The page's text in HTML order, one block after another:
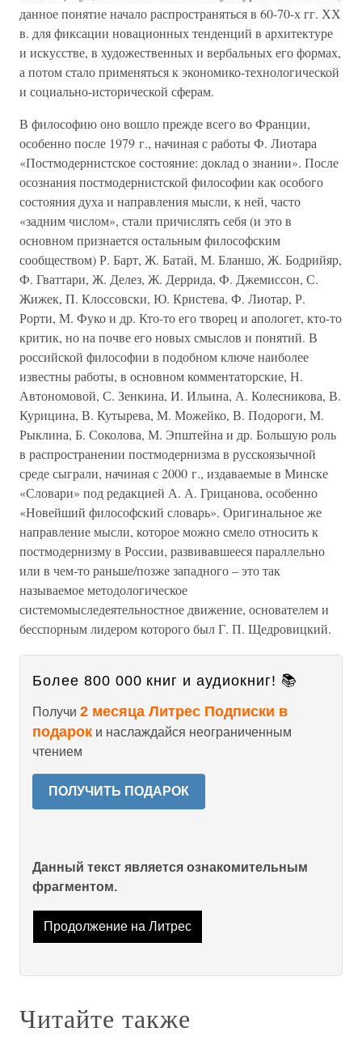
данное понятие начало распространяться в 60-70-х гг. ХХ
в. для фиксации новационных тенденций в архитектуре
и искусстве, в художественных и вербальных его формах,
а потом стало применяться к экономико-технологической
и социально-исторической сферам.
В философию оно вошло прежде всего во Франции,
особенно после 1979 г., начиная с работы Ф. Лиотара
«Постмодернистское состояние: доклад о знании». После
осознания постмодернистской философии как особого
состояния духа и направления мысли, к ней, часто
«задним числом», стали причислять себя (и это в
основном признается остальным философским
сообществом) Р. Барт, Ж. Батай, М. Бланшо, Ж. Бодрийяр,
Ф. Гваттари, Ж. Делез, Ж. Деррида, Ф. Джемиссон, С.
Жижек, П. Клоссовски, Ю. Кристева, Ф. Лиотар, Р.
Рорти, М. Фуко и др. Кто-то его творец и апологет, кто-то
критик, но на почве его новых смыслов и понятий. В
российской философии в подобном ключе наиболее
известны работы, в основном комментаторские, Н.
Автономовой, С. Зенкина, И. Ильина, А. Колесникова, В.
Курицина, В. Кутырева, М. Можейко, В. Подороги, М.
Рыклина, Б. Соколова, М. Эпштейна и др. Большую роль
в распространении постмодернизма в русскоязычной
среде сыграли, начиная с 2000 г., издаваемые в Минске
«Словари» под редакцией А. А. Грицанова, особенно
«Новейший философский словарь». Оригинальное же
направление мысли, которое можно смело относить к
постмодернизму в России, развивавшееся параллельно
или в чем-то раньше/позже западного – это так
называемое методологическое
системомыследеятельностное движение, основателем и
бесспорным лидером которого был Г. П. Щедровицкий.
Более 800 000 книг и аудиокниг! 📚
Получи 2 месяца Литрес Подписки в
подарок и наслаждайся неограниченным
чтением
ПОЛУЧИТЬ ПОДАРОК
Данный текст является ознакомительным
фрагментом.
Продолжение на Литрес
Читайте также